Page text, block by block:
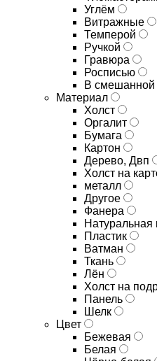
Углём
Витражные
Темперой
Ручкой
Гравюра
Росписью
В смешанной
Материал
Холст
Оргалит
Бумага
Картон
Дерево, Двп
Холст на
металл
Другое
Фанера
Натуральная
Пластик
Ватман
Ткань
Лён
Холст на
Панель
Шелк
Цвет
Бежевая
Белая